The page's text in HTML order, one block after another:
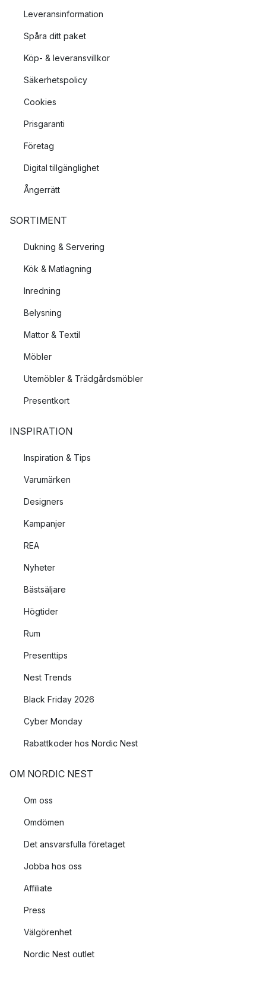
Leveransinformation
Spåra ditt paket
Köp- & leveransvillkor
Säkerhetspolicy
Cookies
Prisgaranti
Företag
Digital tillgänglighet
Ångerrätt
SORTIMENT
Dukning & Servering
Kök & Matlagning
Inredning
Belysning
Mattor & Textil
Möbler
Utemöbler & Trädgårdsmöbler
Presentkort
INSPIRATION
Inspiration & Tips
Varumärken
Designers
Kampanjer
REA
Nyheter
Bästsäljare
Högtider
Rum
Presenttips
Nest Trends
Black Friday 2026
Cyber Monday
Rabattkoder hos Nordic Nest
OM NORDIC NEST
Om oss
Omdömen
Det ansvarsfulla företaget
Jobba hos oss
Affiliate
Press
Välgörenhet
Nordic Nest outlet